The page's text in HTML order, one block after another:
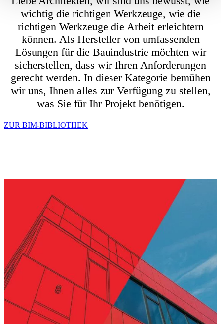
wichtig die richtigen Werkzeuge, wie die
richtigen Werkzeuge die Arbeit erleichtern
können. Als Hersteller von umfassenden
Lösungen für die Bauindustrie möchten wir
sicherstellen, dass wir Ihren Anforderungen
gerecht werden. In dieser Kategorie bemühen
wir uns, Ihnen alles zur Verfügung zu stellen,
was Sie für Ihr Projekt benötigen.
ZUR BIM-BIBLIOTHEK